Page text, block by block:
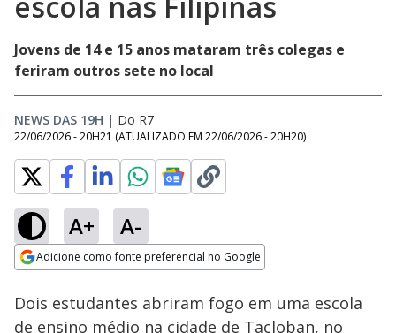
Jovens de 14 e 15 anos mataram três colegas e
feriram outros sete no local
NEWS DAS 19H | Do R7
22/06/2026 - 20H21 (ATUALIZADO EM 22/06/2026 - 20H20)
A+ A-
Adicione como fonte preferencial no Google
conta de distrito na
Rússia
Ativar
100.00%
Dois estudantes abriram fogo em uma escola
de ensino médio na cidade de Tacloban, no